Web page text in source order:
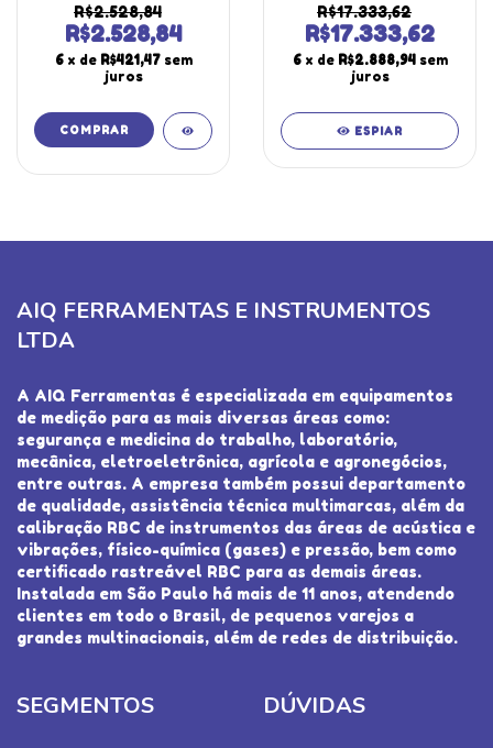
Materiais Velocidade
Sensor Me-260
Portátil Instrutherm
Com Certificado
R$2.528,84
R$2.528,84
6 x de R$421,47 sem
juros
Velocidade Me-260
Portátil Instrutherm
3 Sensor
Temperatura S-20
R$17.333,62
R$17.333,62
6 x de R$2.888,94 sem
juros
ESPIAR
AIQ FERRAMENTAS E INSTRUMENTOS
LTDA
A AIQ Ferramentas é especializada em equipamentos
de medição para as mais diversas áreas como:
segurança e medicina do trabalho, laboratório,
mecânica, eletroeletrônica, agrícola e agronegócios,
entre outras. A empresa também possui departamento
de qualidade, assistência técnica multimarcas, além da
calibração RBC de instrumentos das áreas de acústica e
vibrações, físico-química (gases) e pressão, bem como
certificado rastreável RBC para as demais áreas.
Instalada em São Paulo há mais de 11 anos, atendendo
clientes em todo o Brasil, de pequenos varejos a
grandes multinacionais, além de redes de distribuição.
SEGMENTOS DÚVIDAS